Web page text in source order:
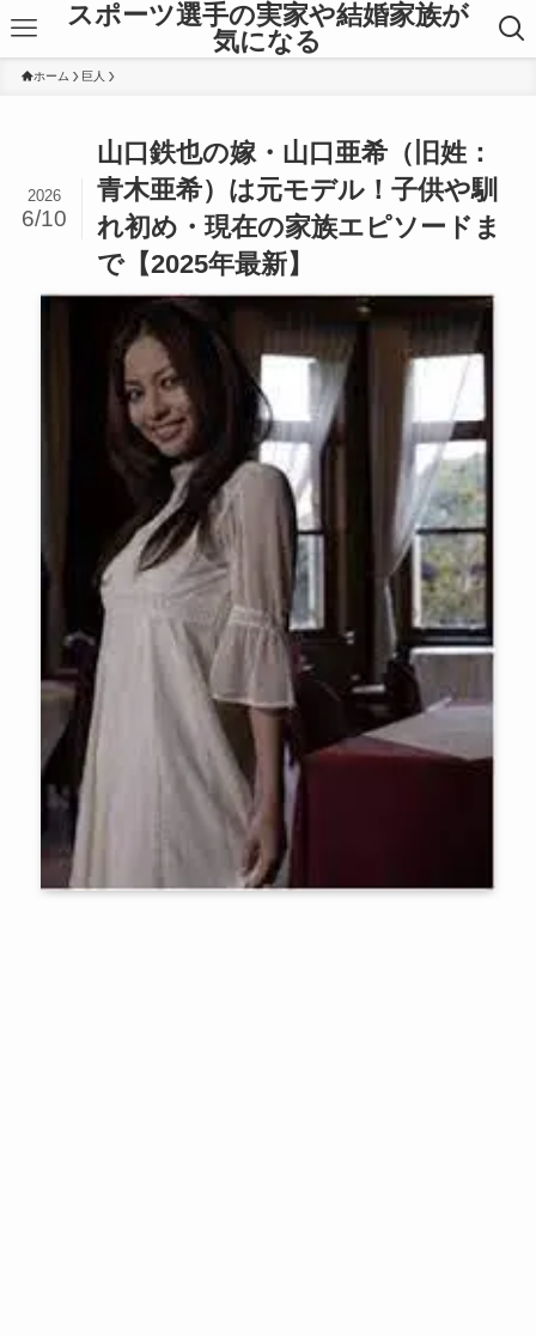
スポーツ選手の実家や結婚家族が
気になる
ホーム 巨人
山口鉄也の嫁・山口亜希（旧姓：
青木亜希）は元モデル！子供や馴
れ初め・現在の家族エピソードま
で【2025年最新】
2026
6/10